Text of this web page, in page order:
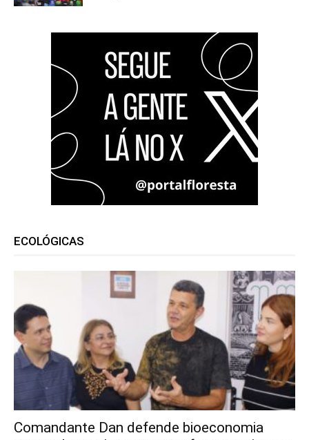
ECOLÓGICAS
Comandante Dan defende bioeconomia